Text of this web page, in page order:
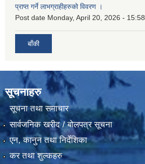
प्राप्त गर्ने लाभग्राहीहरुको विवरण ।
Post date Monday, April 20, 2026 - 15:58
बाँकी
सूचनाहरु
सूचना तथा समाचार
सार्वजनिक खरीद / बोलपत्र सूचना
एन, कानुन तथा निर्देशिका
कर तथा शुल्कहरु